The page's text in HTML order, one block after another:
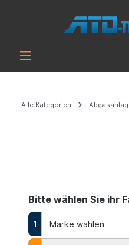
Alle Kategorien
Bitte wählen Sie ihr
1